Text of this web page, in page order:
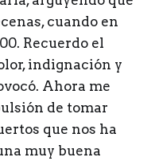
cuando en
Recuerdo el
indignación y
Ahora me
de tomar
que nos ha
muy buena